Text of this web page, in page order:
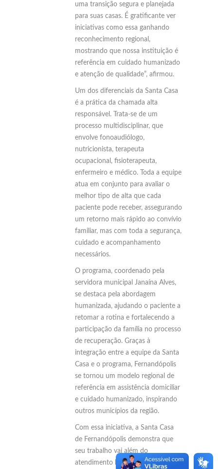
uma transição segura e planejada
para suas casas. É gratificante ver
iniciativas como essa ganhando
reconhecimento regional,
mostrando que nossa instituição é
referência em cuidado humanizado
e atenção de qualidade”, afirmou.
Um dos diferenciais da Santa Casa
é a prática da chamada alta
responsável. Trata-se de um
processo multidisciplinar, que
envolve fonoaudiólogo,
nutricionista, terapeuta
ocupacional, fisioterapeuta,
enfermeiro e médico. Toda a equipe
atua em conjunto para avaliar o
melhor tipo de alta que cada
paciente pode receber, assegurando
um retorno mais rápido ao convívio
familiar, mas com toda a segurança,
cuidado e acompanhamento
necessários.
O programa, coordenado pela
servidora municipal Janaína Alves,
se destaca pela abordagem
humanizada, ajudando o paciente a
retomar a rotina e fortalecendo a
participação da família no processo
de recuperação. Graças à
integração entre a equipe da Santa
Casa e o programa, Fernandópolis
se tornou um modelo regional de
referência em assistência domiciliar
e cuidado humanizado, inspirando
outros municípios da região.
Com essa iniciativa, a Santa Casa
de Fernandópolis demonstra que
seu trabalho vai além do
atendimento hospitalar: transforma